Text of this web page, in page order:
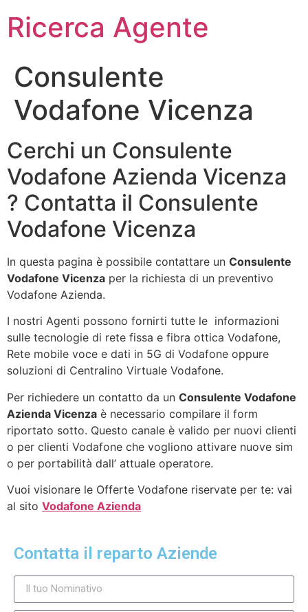
Ricerca Agente
Consulente
Vodafone Vicenza
Cerchi un Consulente
Vodafone Azienda Vicenza
? Contatta il Consulente
Vodafone Vicenza
In questa pagina è possibile contattare un Consulente
Vodafone Vicenza per la richiesta di un preventivo
Vodafone Azienda.
I nostri Agenti possono fornirti tutte le informazioni
sulle tecnologie di rete fissa e fibra ottica Vodafone,
Rete mobile voce e dati in 5G di Vodafone oppure
soluzioni di Centralino Virtuale Vodafone.
Per richiedere un contatto da un Consulente Vodafone
Azienda Vicenza è necessario compilare il form
riportato sotto. Questo canale è valido per nuovi clienti
o per clienti Vodafone che vogliono attivare nuove sim
o per portabilità dall’ attuale operatore.
Vuoi visionare le Offerte Vodafone riservate per te: vai
al sito Vodafone Azienda
Contatta il reparto Aziende